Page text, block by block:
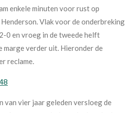
enkele minuten voor rust op
Vlak voor de onderbreking
0 en vroeg in de tweede helft
marge verder uit. Hieronder de
reclame.
van vier jaar geleden versloeg de